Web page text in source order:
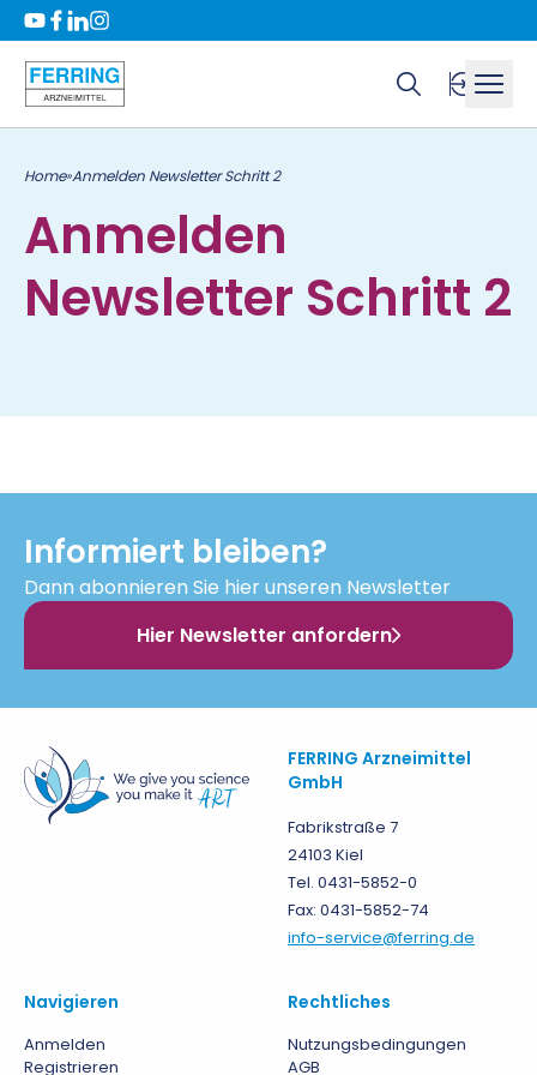
Home»Anmelden Newsletter Schritt 2
Anmelden
Newsletter Schritt 2
Informiert bleiben?
Dann abonnieren Sie hier unseren Newsletter
Hier Newsletter anfordern
FERRING Arzneimittel
GmbH
Fabrikstraße 7
24103 Kiel
Tel. 0431-5852-0
Fax: 0431-5852-74
info-service@ferring.de
Navigieren
Anmelden
Registrieren
Rechtliches
Nutzungsbedingungen
AGB